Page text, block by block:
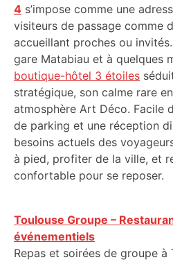
4 s’impose comme une
visiteurs de passage comme
accueillant proches ou
gare Matabiau et à quelques
boutique-hôtel 3 étoiles
stratégique, son calme rare
atmosphère Art Déco. Facile
de parking et une réception
besoins actuels des
à pied, profiter de la ville, et
confortable pour se reposer.
Toulouse Groupe –
événementiels
Repas et soirées de groupe à